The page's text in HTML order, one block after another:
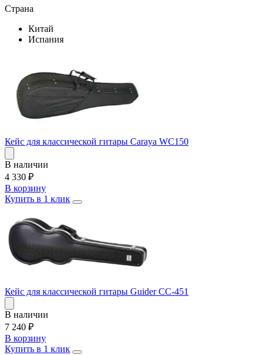
Страна
Китай
Испания
Кейс для классической гитары Caraya WC150
В наличии
4 330 ₽
В корзину
Купить в 1 клик
Кейс для классической гитары Guider CC-451
В наличии
7 240 ₽
В корзину
Купить в 1 клик